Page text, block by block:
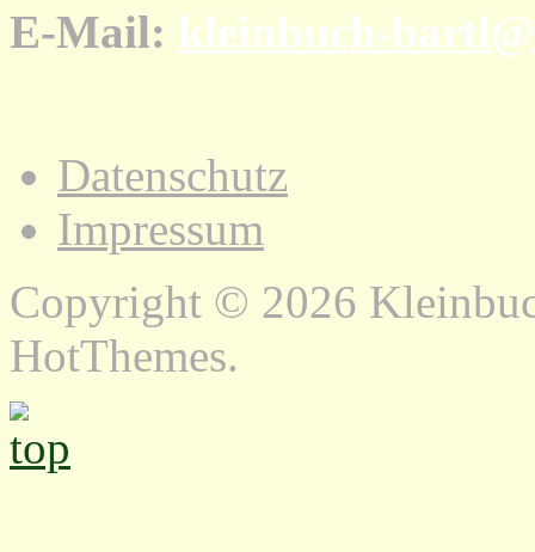
E-Mail: kleinbuch-
Datenschutz
Impressum
Copyright © 2026
HotThemes.